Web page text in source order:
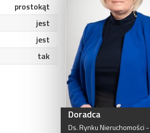
prostokąt
jest
jest
tak
Doradca
Ds.RynkuNieruchomości -